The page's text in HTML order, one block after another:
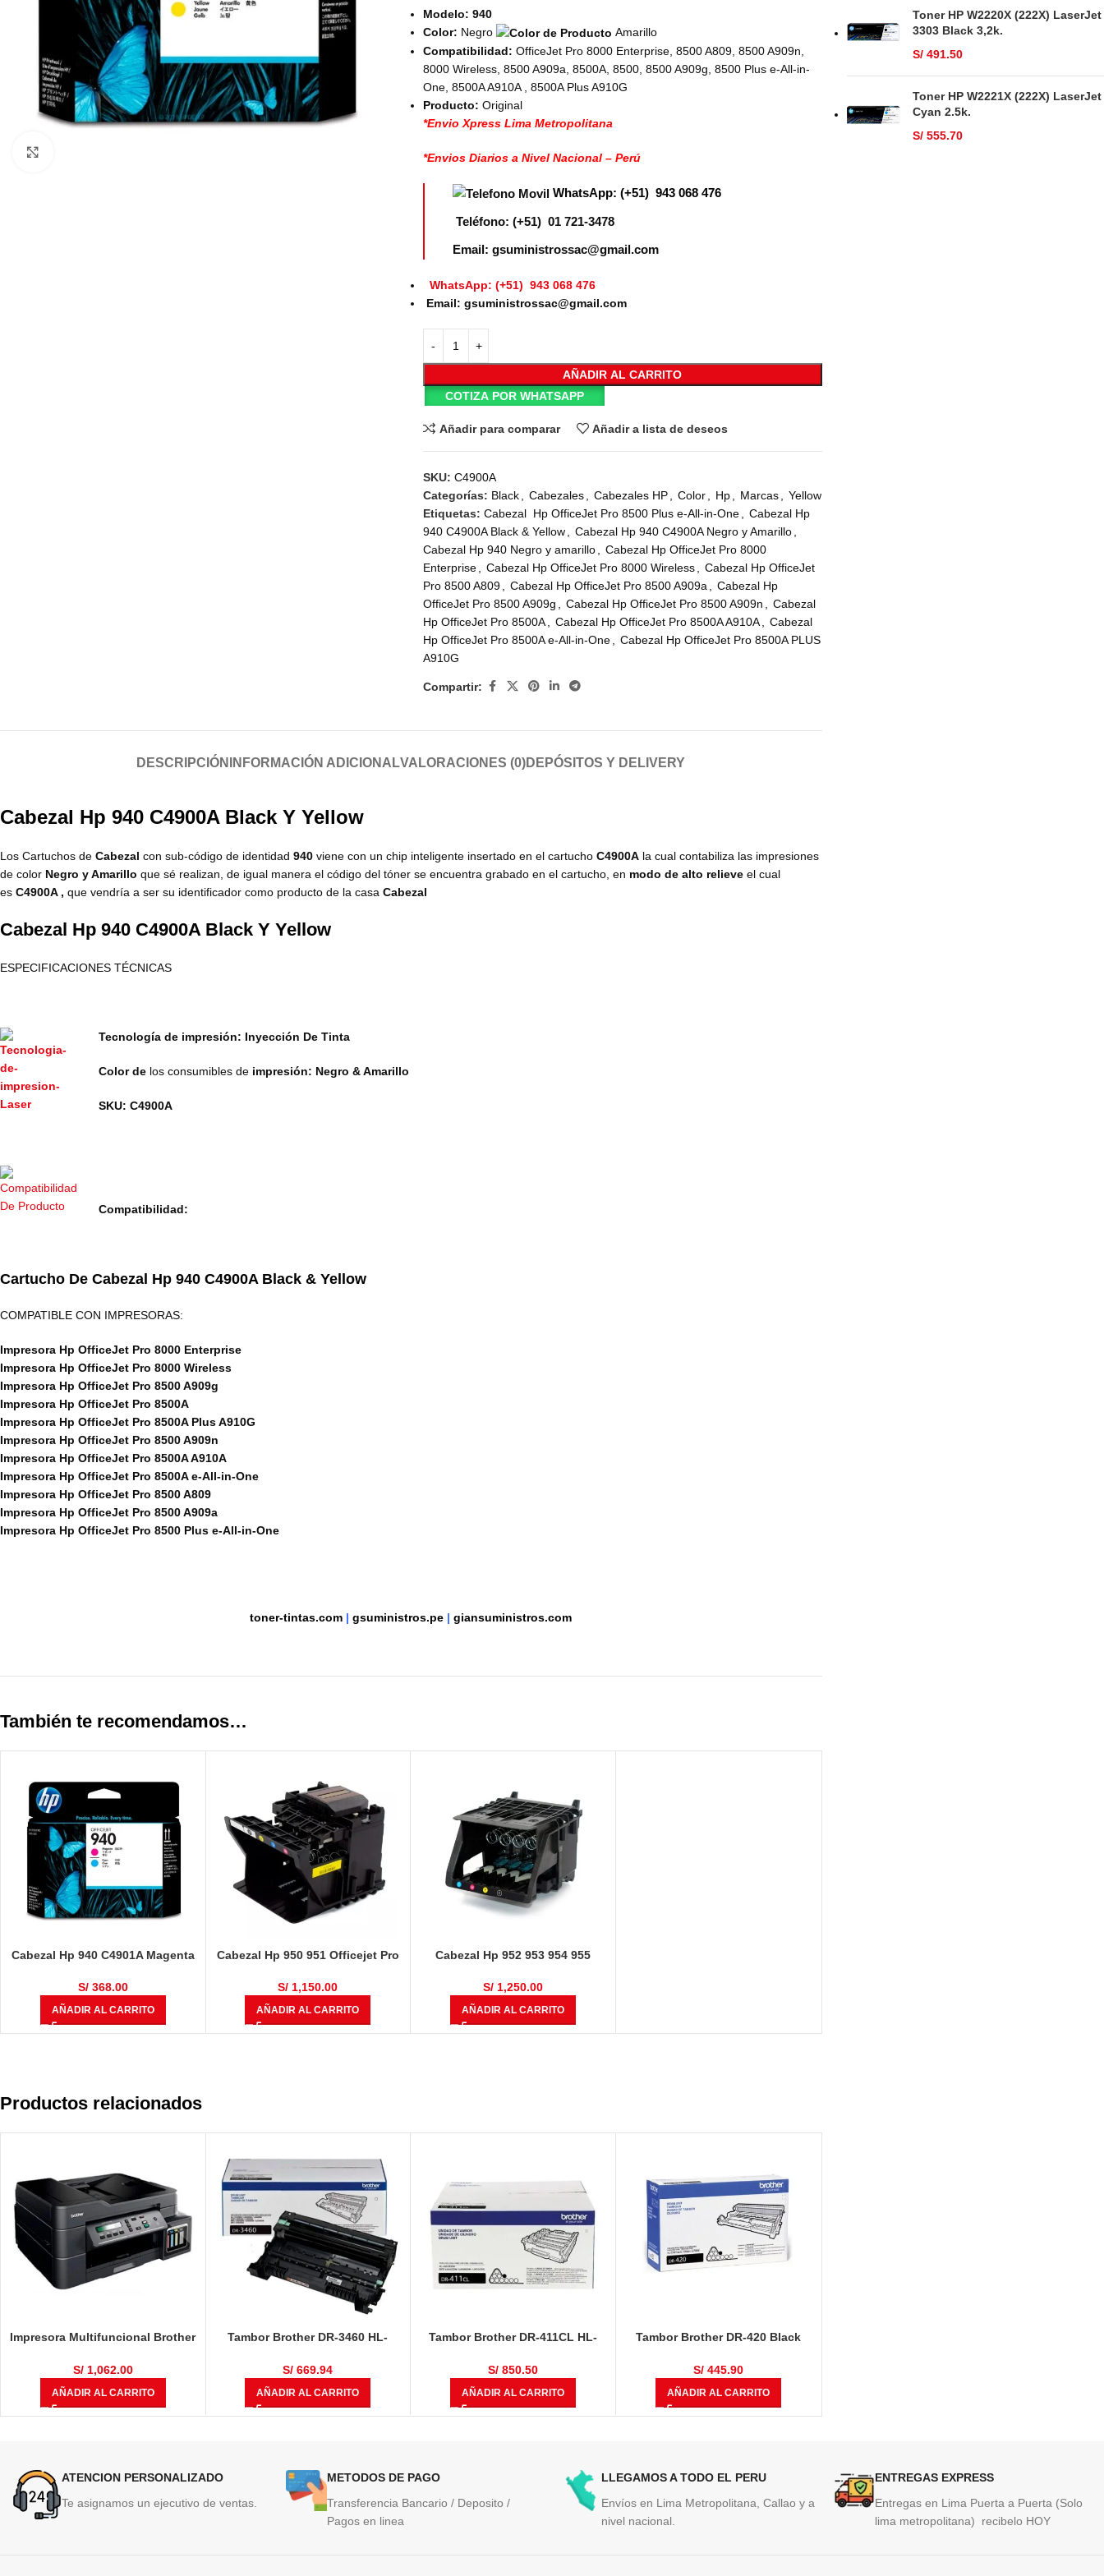
Modelo: 940
Color: Negro
Amarillo
Compatibilidad:OfficeJet Pro 8000 Enterprise, 8500 A809, 8500 A909n,
8000 Wireless, 8500 A909a, 8500A, 8500, 8500 A909g, 8500 Plus e-All-in-
One, 8500A A910A , 8500A Plus A910G
Producto: Original
*Envio Xpress Lima Metropolitana
*Envios Diarios a Nivel Nacional – Perú
WhatsApp: (+51) 943 068 476
Teléfono: (+51) 01 721-3478
Email: gsuministrossac@gmail.com
WhatsApp: (+51) 943 068 476
Email: gsuministrossac@gmail.com
AÑADIR AL CARRITO
COTIZA POR WHATSAPP
Añadir para comparar Añadir a lista de deseos
SKU:C4900A
Categorías: Black, Cabezales, Cabezales HP, Color, Hp, Marcas, Yellow
Etiquetas: Cabezal Hp OfficeJet Pro 8500 Plus e-All-in-One, Cabezal Hp
940 C4900A Black & Yellow, Cabezal Hp 940 C4900A Negro y Amarillo,
Cabezal Hp 940 Negro y amarillo, Cabezal Hp OfficeJet Pro 8000
Enterprise, Cabezal Hp OfficeJet Pro 8000 Wireless, Cabezal Hp OfficeJet
Pro 8500 A809, Cabezal Hp OfficeJet Pro 8500 A909a, Cabezal Hp
OfficeJet Pro 8500 A909g , Cabezal Hp OfficeJet Pro 8500 A909n , Cabezal
Hp OfficeJet Pro 8500A, Cabezal Hp OfficeJet Pro 8500A A910A, Cabezal
Hp OfficeJet Pro 8500A e-All-in-One, Cabezal Hp OfficeJet Pro 8500A PLUS
A910G
Compartir:
DESCRIPCIÓN INFORMACIÓN ADICIONALVALORACIONES (0)DEPÓSITOS Y DELIVERY
Cabezal Hp 940 C4900A Black Y Yellow
Los Cartuchos de Cabezal con sub-código de identidad 940 viene con un chip inteligente insertado en el cartucho C4900A la cual contabiliza las impresiones
de color Negro y Amarillo que sé realizan, de igual manera el código del tóner se encuentra grabado en el cartucho, en modo de alto relieve el cual
es C4900A , que vendría a ser su identificador como producto de la casa Cabezal
Cabezal Hp 940 C4900A Black Y Yellow
ESPECIFICACIONES TÉCNICAS
Tecnología de impresión: Inyección De Tinta
Color de los consumibles de impresión: Negro & Amarillo
SKU: C4900A
Compatibilidad:
Cartucho De Cabezal Hp 940 C4900A Black & Yellow
COMPATIBLE CON IMPRESORAS:
Impresora Hp OfficeJet Pro 8000 Enterprise
Impresora Hp OfficeJet Pro 8000 Wireless
Impresora Hp OfficeJet Pro 8500 A909g
Impresora Hp OfficeJet Pro 8500A
Impresora Hp OfficeJet Pro 8500A Plus A910G
Impresora Hp OfficeJet Pro 8500 A909n
Impresora Hp OfficeJet Pro 8500A A910A
Impresora Hp OfficeJet Pro 8500A e-All-in-One
Impresora Hp OfficeJet Pro 8500 A809
Impresora Hp OfficeJet Pro 8500 A909a
Impresora Hp OfficeJet Pro 8500 Plus e-All-in-One
toner-tintas.com | gsuministros.pe | giansuministros.com
También te recomendamos…
Cabezal Hp 940 C4901A Magenta
S/368.00
AÑADIR AL CARRITO
Cabezal Hp 950 951 Officejet Pro
8620, 8625, 8630, 8700
S/ 1,150.00
AÑADIR AL CARRITO
Cabezal Hp 952 953 954 955
8702, 8710, 8715, 8720, 8730,
S/ 1,250.00
AÑADIR AL CARRITO
Productos relacionados
Impresora Multifuncional Brother
S/1,062.00
AÑADIR AL CARRITO
Tambor Brother DR-3460 HL-
L5650DN / MFC-L6700 / MFC-
L6900DW / MFC-L5900DW 50,000
Páginas
S/ 669.94
AÑADIR AL CARRITO
Tambor Brother DR-411CL HL-
MULTIF, MFC-L8610CDW, MFC-
L8900CDW 50,000 Páginas
S/ 850.50
AÑADIR AL CARRITO
Tambor Brother DR-420 Black
S/445.90
AÑADIR AL CARRITO
Toner HP W2220X (222X) LaserJet
3303 Black 3,2k.
S/491.50
Toner HP W2221X (222X) LaserJet
Cyan 2.5k.
S/555.70
ATENCION PERSONALIZADO
Te asignamos un ejecutivo de ventas.
METODOS DE PAGO
Transferencia Bancario / Deposito /
Pagos en linea
LLEGAMOS A TODO EL PERU
Envíos en Lima Metropolitana, Callao y a
nivel nacional.
ENTREGAS EXPRESS
Entregas en Lima Puerta a Puerta (Solo
lima metropolitana) recibelo HOY